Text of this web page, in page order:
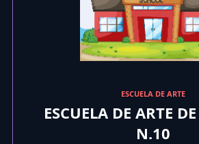
ESCUELA DE ARTE
ESCUELA DE ARTE
N.10